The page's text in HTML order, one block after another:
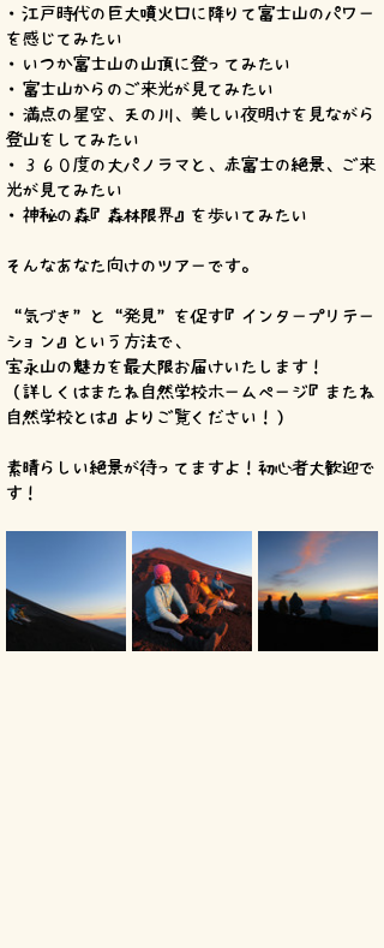
・江戸時代の巨大噴火口に降りて富士山のパワー
を感じてみたい
・いつか富士山の山頂に登ってみたい
・富士山からのご来光が見てみたい
・満点の星空、天の川、美しい夜明けを見ながら
登山をしてみたい
・３６０度の大パノラマと、赤富士の絶景、ご来
光が見てみたい
・神秘の森『森林限界』を歩いてみたい
そんなあなた向けのツアーです。
”気づき“と”発見“を促す『インタープリテー
ション』という方法で、
宝永山の魅力を最大限お届けいたします！
（詳しくはまたね自然学校ホームページ『またね
自然学校とは』よりご覧ください！）
素晴らしい絶景が待ってますよ！初心者大歓迎で
す！